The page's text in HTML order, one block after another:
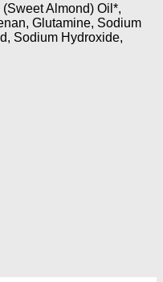
Almond) Oil*,
Glutamine, Sodium
Sodium Hydroxide,